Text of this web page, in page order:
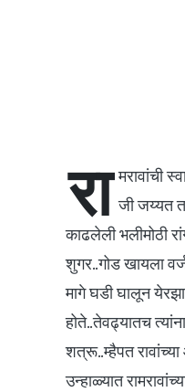
रा मरावांची
जी जय्यत
काढलेली भलीमोठी
शुगर..गोड खायला
मागे घडी घालून
होते..तेवढ्यातच
शत्रू..म्हैपत
उन्हाळ्यात